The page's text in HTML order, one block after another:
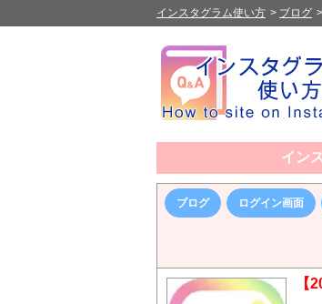
インスタグラム使い方 > ブログ >
イン
ブログ ログイン画面
【